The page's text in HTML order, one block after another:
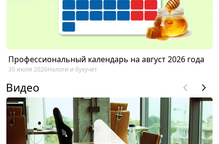
Профессиональный календарь на август 2026 года
30 июля 2026Налоги и бухучет
Видео